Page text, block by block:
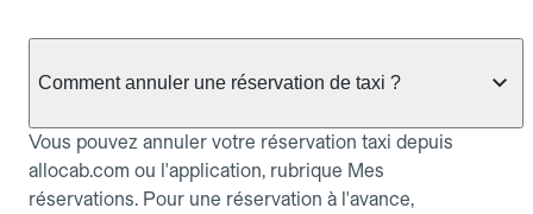
Comment annuler une réservation de taxi ?
Vous pouvez annuler votre réservation taxi depuis
allocab.com ou l'application, rubrique Mes
réservations. Pour une réservation à l'avance,